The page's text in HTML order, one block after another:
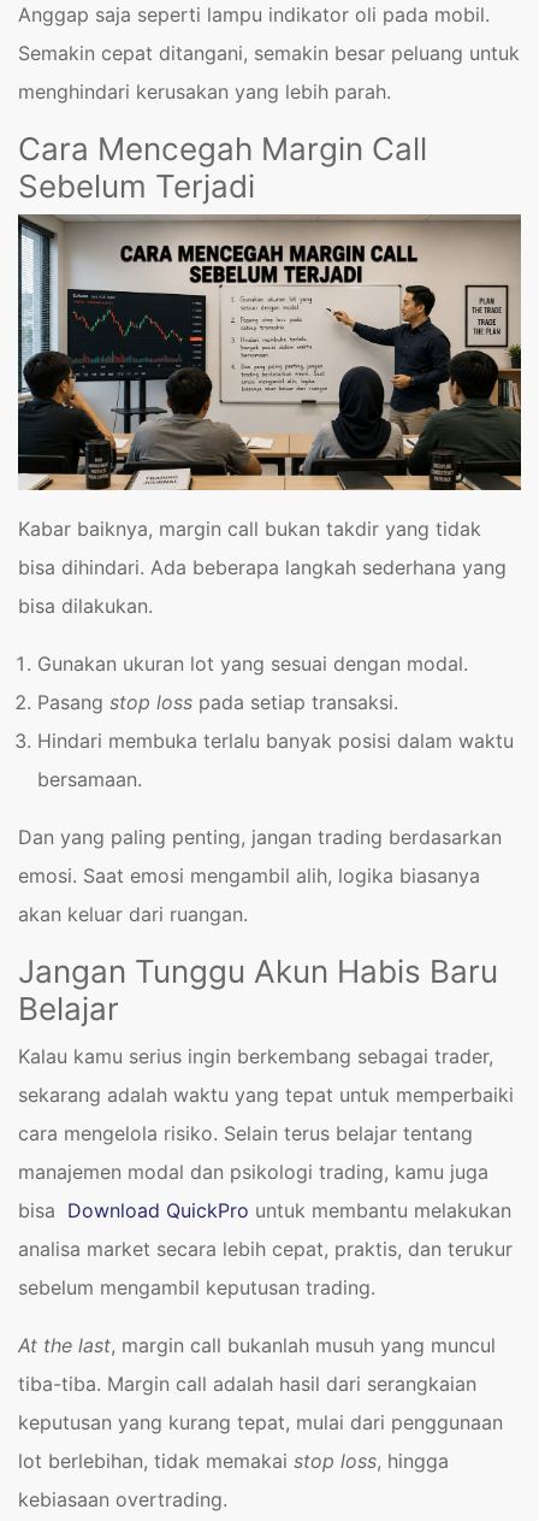
Anggap saja seperti lampu indikator oli pada mobil.
Semakin cepat ditangani, semakin besar peluang untuk
menghindari kerusakan yang lebih parah.
Cara Mencegah Margin Call
Sebelum Terjadi
Kabar baiknya, margin call bukan takdir yang tidak
bisa dihindari. Ada beberapa langkah sederhana yang
bisa dilakukan.
Gunakan ukuran lot yang sesuai dengan modal.
Pasang stop loss pada setiap transaksi.
Hindari membuka terlalu banyak posisi dalam waktu
bersamaan.
Dan yang paling penting, jangan trading berdasarkan
emosi. Saat emosi mengambil alih, logika biasanya
akan keluar dari ruangan.
Jangan Tunggu Akun Habis Baru
Belajar
Kalau kamu serius ingin berkembang sebagai trader,
sekarang adalah waktu yang tepat untuk memperbaiki
cara mengelola risiko. Selain terus belajar tentang
manajemen modal dan psikologi trading, kamu juga
bisa Download QuickPro untuk membantu melakukan
analisa market secara lebih cepat, praktis, dan terukur
sebelum mengambil keputusan trading.
At the last, margin call bukanlah musuh yang muncul
tiba-tiba. Margin call adalah hasil dari serangkaian
keputusan yang kurang tepat, mulai dari penggunaan
lot berlebihan, tidak memakai stop loss, hingga
kebiasaan overtrading.